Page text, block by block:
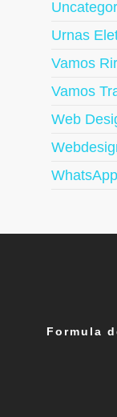
Urnas
Vamos Rir
Vamos
Web
WhatsApp
Formula